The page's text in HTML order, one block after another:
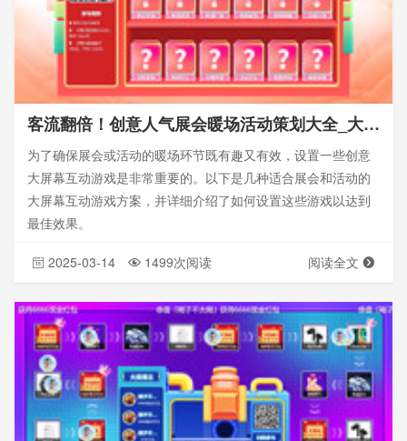
客流翻倍！创意人气展会暖场活动策划大全_大屏幕互动
为了确保展会或活动的暖场环节既有趣又有效，设置一些创意
大屏幕互动游戏是非常重要的。以下是几种适合展会和活动的
大屏幕互动游戏方案，并详细介绍了如何设置这些游戏以达到
最佳效果。
2025-03-14 1499次阅读 阅读全文